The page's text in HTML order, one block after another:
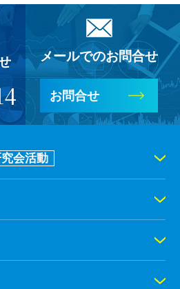
メールでのお問合せ
お問合せ
会活動